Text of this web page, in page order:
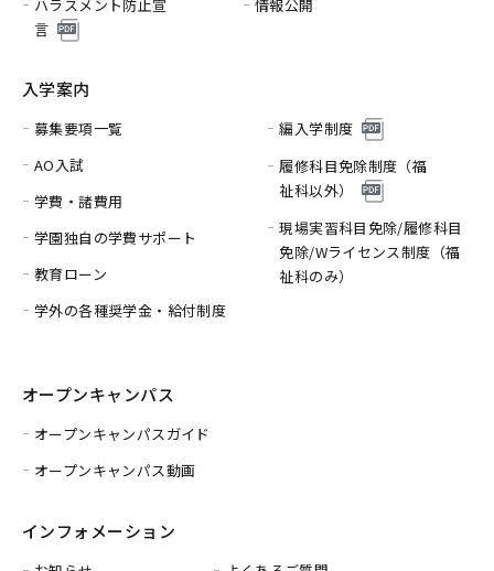
ハラスメント防止宣
言
情報公開
入学案内
募集要項一覧
AO入試
学費・諸費用
学園独自の学費サポート
教育ローン
学外の各種奨学金・給付制度
編入学制度
履修科目免除制度（福
祉科以外）
現場実習科目免除/履修科目
免除/Wライセンス制度（福
祉科のみ）
オープンキャンパス
オープンキャンパスガイド
オープンキャンパス動画
インフォメーション